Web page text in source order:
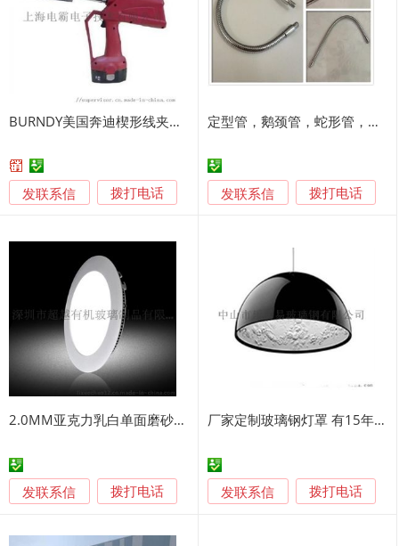
BURNDY美国奔迪楔形线夹安装工具|电动奔迪
发联系信 拨打电话
定型管，鹅颈管，蛇形管，台灯软管
发联系信 拨打电话
2.0MM亚克力乳白单面磨砂扩散板
发联系信 拨打电话
厂家定制玻璃钢灯罩 有15年生产灯饰配套产品经验
发联系信 拨打电话